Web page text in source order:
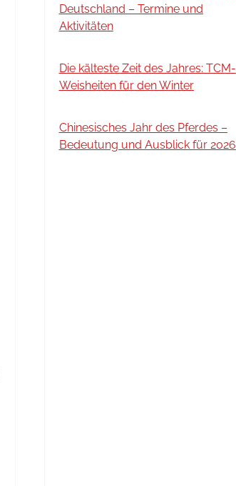
Deutschland – Termine und
Aktivitäten
Die kälteste Zeit des Jahres: TCM-
Weisheiten für den Winter
Chinesisches Jahr des Pferdes –
Bedeutung und Ausblick für 2026